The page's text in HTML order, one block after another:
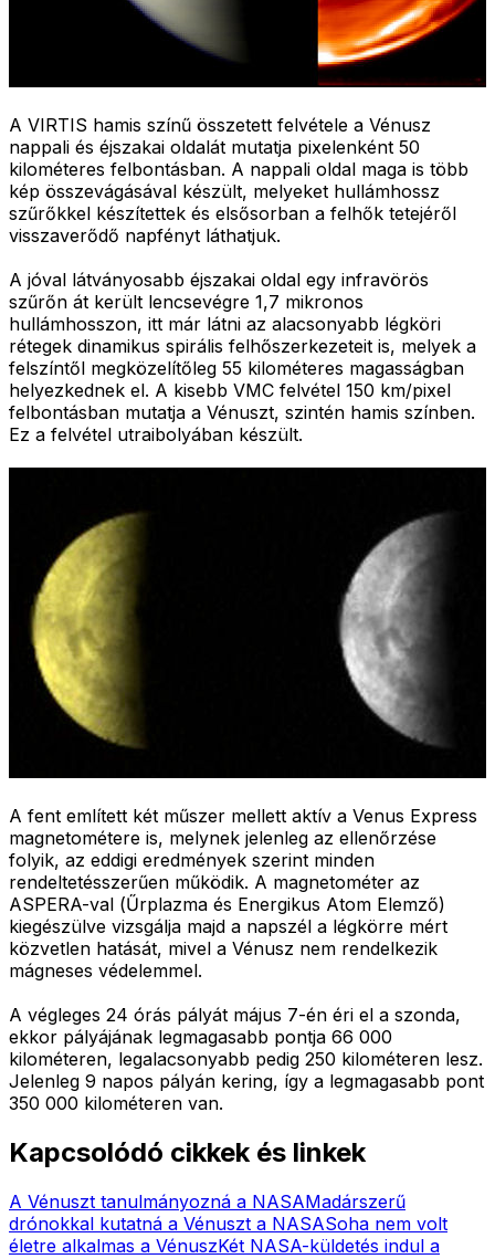
A VIRTIS hamis színű összetett felvétele a Vénusz
nappali és éjszakai oldalát mutatja pixelenként 50
kilométeres felbontásban. A nappali oldal maga is több
kép összevágásával készült, melyeket hullámhossz
szűrőkkel készítettek és elsősorban a felhők tetejéről
visszaverődő napfényt láthatjuk.
A jóval látványosabb éjszakai oldal egy infravörös
szűrőn át került lencsevégre 1,7 mikronos
hullámhosszon, itt már látni az alacsonyabb légköri
rétegek dinamikus spirális felhőszerkezeteit is, melyek a
felszíntől megközelítőleg 55 kilométeres magasságban
helyezkednek el. A kisebb VMC felvétel 150 km/pixel
felbontásban mutatja a Vénuszt, szintén hamis színben.
Ez a felvétel utraibolyában készült.
A fent említett két műszer mellett aktív a Venus Express
magnetométere is, melynek jelenleg az ellenőrzése
folyik, az eddigi eredmények szerint minden
rendeltetésszerűen működik. A magnetométer az
ASPERA-val (Űrplazma és Energikus Atom Elemző)
kiegészülve vizsgálja majd a napszél a légkörre mért
közvetlen hatását, mivel a Vénusz nem rendelkezik
mágneses védelemmel.
A végleges 24 órás pályát május 7-én éri el a szonda,
ekkor pályájának legmagasabb pontja 66 000
kilométeren, legalacsonyabb pedig 250 kilométeren lesz.
Jelenleg 9 napos pályán kering, így a legmagasabb pont
350 000 kilométeren van.
Kapcsolódó cikkek és linkek
A Vénuszt tanulmányozná a NASAMadárszerű
drónokkal kutatná a Vénuszt a NASASoha nem volt
életre alkalmas a VénuszKét NASA-küldetés indul a